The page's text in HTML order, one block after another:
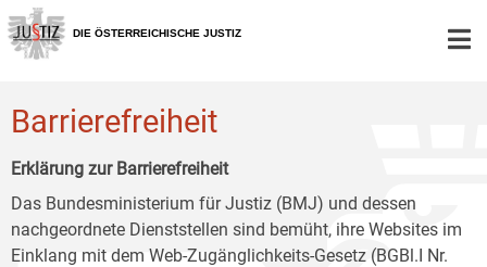
Zur
Hauptnavigation
[1]
Zum
Inhalt
[2]
Zum
Untermenü
[3]
DIE ÖSTERREICHISCHE JUSTIZ
Barrierefreiheit
Erklärung zur Barrierefreiheit
Das Bundesministerium für Justiz (BMJ) und dessen
nachgeordnete Dienststellen sind bemüht, ihre Websites im
Einklang mit dem Web-Zugänglichkeits-Gesetz (BGBl.I Nr.